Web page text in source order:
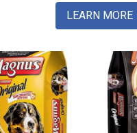
LEARN MORE